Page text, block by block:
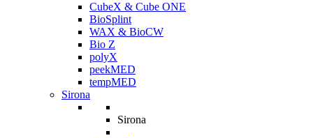
CubeX & Cube ONE
BioSplint
WAX & BioCW
Bio Z
polyX
peekMED
tempMED
Sirona
Sirona